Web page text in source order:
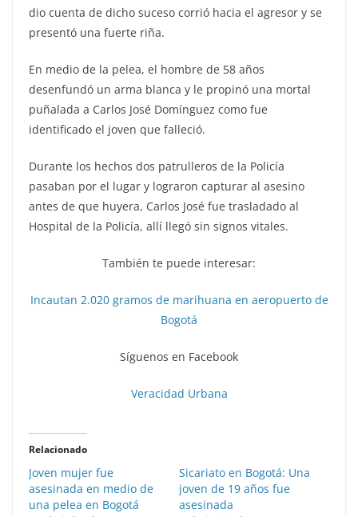
dio cuenta de dicho suceso corrió hacia el agresor y se
presentó una fuerte riña.
En medio de la pelea, el hombre de 58 años
desenfundó un arma blanca y le propinó una mortal
puñalada a Carlos José Domínguez como fue
identificado el joven que falleció.
Durante los hechos dos patrulleros de la Policía
pasaban por el lugar y lograron capturar al asesino
antes de que huyera, Carlos José fue trasladado al
Hospital de la Policía, allí llegó sin signos vitales.
También te puede interesar:
Incautan 2.020 gramos de marihuana en aeropuerto de
Bogotá
Síguenos en Facebook
Veracidad Urbana
Relacionado
Joven mujer fue
asesinada en medio de
una pelea en Bogotá
Sicariato en Bogotá: Una
joven de 19 años fue
asesinada